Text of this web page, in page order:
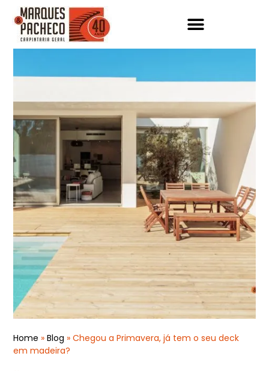
Home »Blog »Chegou a Primavera, já tem o seu deck
em madeira?